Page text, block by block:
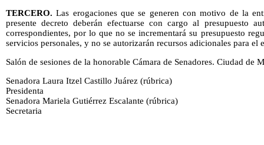
TERCERO. Las erogaciones que se generen con motivo de la
presente decreto deberán efectuarse con cargo al presupuesto
correspondientes, por lo que no se incrementará su presupuesto
servicios personales, y no se autorizarán recursos adicionales para el
Salón de sesiones de la honorable Cámara de Senadores.­ Ciudad de
Senadora Laura Itzel Castillo Juárez (rúbrica)
Presidenta
Senadora Mariela Gutiérrez Escalante (rúbrica)
Secretaria